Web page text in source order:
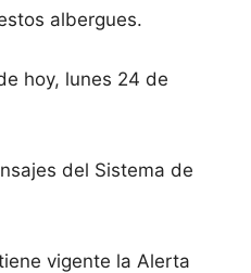
albergues.
hoy, lunes 24 de
del Sistema de
vigente la Alerta